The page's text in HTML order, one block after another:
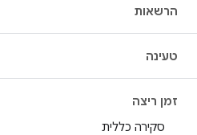
הרשאות
טעינה
זמן ריצה
סקירה כללית